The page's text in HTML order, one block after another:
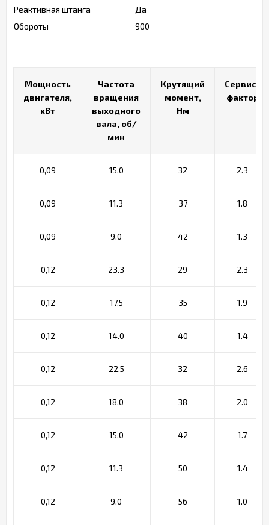
Реактивная штанга
Да
Обороты
900
Мощность
двигателя,
кВт
Частота
вращения
выходного
вала, об/
мин
Крутящий
момент,
Нм
Сервис-
фактор
0,09 15.0 32 2.3
0,09 11.3 37 1.8
0,09 9.0 42 1.3
0,12 23.3 29 2.3
0,12 17.5 35 1.9
0,12 14.0 40 1.4
0,12 22.5 32 2.6
0,12 18.0 38 2.0
0,12 15.0 42 1.7
0,12 11.3 50 1.4
0,12 9.0 56 1.0
Мощность
двигателя,
кВт
Частота
вращения
выходного
вала, об/
мин
Крутящий
момент,
Нм
Сервис-
фактор